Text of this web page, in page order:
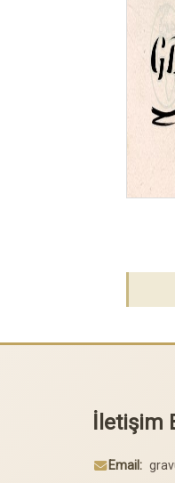
İletişim
Email: